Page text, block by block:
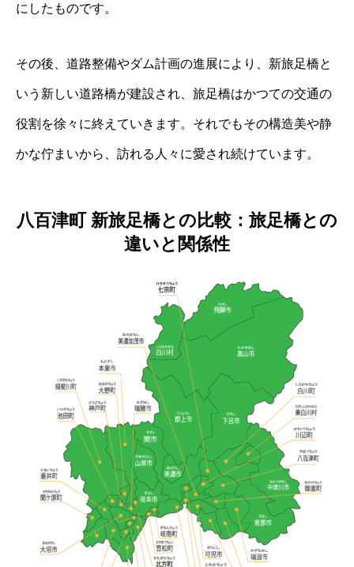
にしたものです。
その後、道路整備やダム計画の進展により、新旅足橋と
いう新しい道路橋が建設され、旅足橋はかつての交通の
役割を徐々に終えていきます。それでもその構造美や静
かな佇まいから、訪れる人々に愛され続けています。
八百津町 新旅足橋との比較：旅足橋との
違いと関係性